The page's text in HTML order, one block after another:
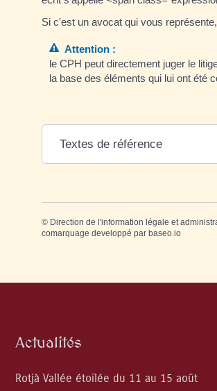
Si c'est un avocat qui vous
Attention :
le CPH peut directement juger le
la base des éléments qui lui ont été
Textes de référence
© Direction de l'information légale et
comarquage developpé par baseo.io
Actualités
Rotjà Vallée étoilée du 11 au 15 août